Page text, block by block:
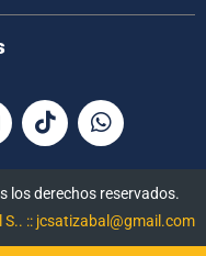
los derechos reservados.
:: jcsatizabal@gmail.com